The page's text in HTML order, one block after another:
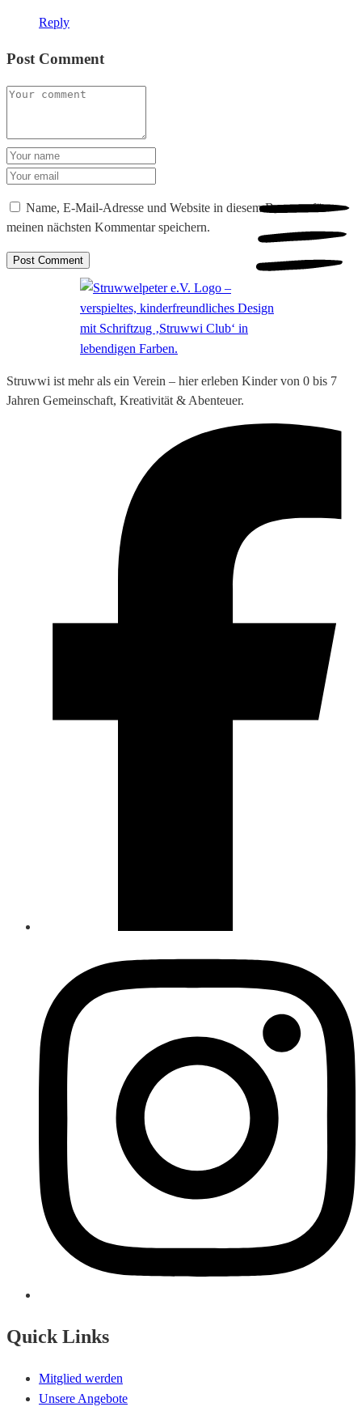
Reply
Post Comment
Name, E-Mail-Adresse und Website in diesem Browser für
meinen nächsten Kommentar speichern.
Struwwi ist mehr als ein Verein – hier erleben Kinder von 0 bis 7
Jahren Gemeinschaft, Kreativität & Abenteuer.
Quick Links
Mitglied werden
Unsere Angebote